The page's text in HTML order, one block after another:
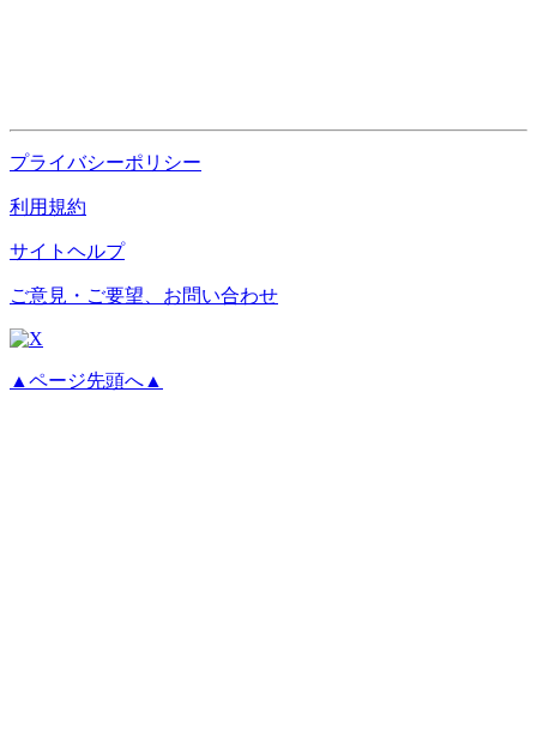
プライバシーポリシー
利用規約
サイトヘルプ
ご意見・ご要望、お問い合わせ
▲ページ先頭へ▲